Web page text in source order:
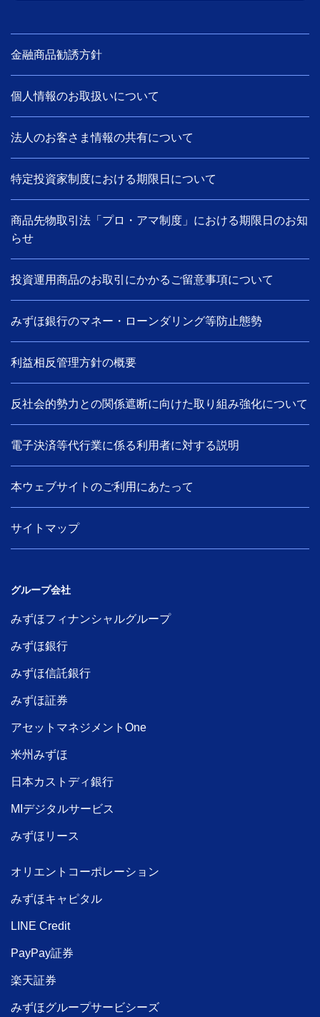
金融商品勧誘方針
個人情報のお取扱いについて
法人のお客さま情報の共有について
特定投資家制度における期限日について
商品先物取引法「プロ・アマ制度」における期限日のお知
らせ
投資運用商品のお取引にかかるご留意事項について
みずほ銀行のマネー・ローンダリング等防止態勢
利益相反管理方針の概要
反社会的勢力との関係遮断に向けた取り組み強化について
電子決済等代行業に係る利用者に対する説明
本ウェブサイトのご利用にあたって
サイトマップ
グループ会社
みずほフィナンシャルグループ
みずほ銀行
みずほ信託銀行
みずほ証券
アセットマネジメントOne
米州みずほ
日本カストディ銀行
MIデジタルサービス
みずほリース
オリエントコーポレーション
みずほキャピタル
LINE Credit
PayPay証券
楽天証券
みずほグループサービシーズ